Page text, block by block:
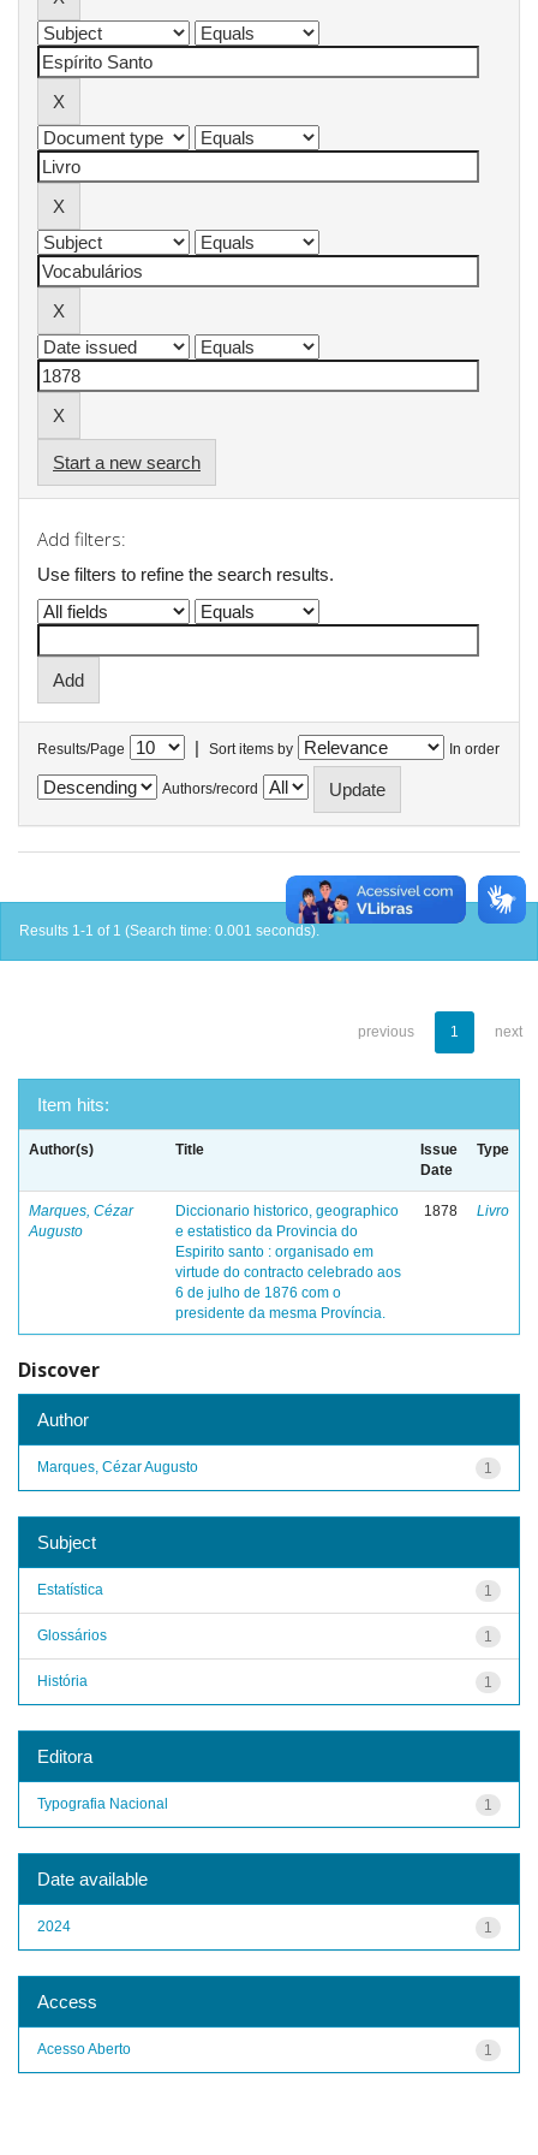
Start a new search
Add filters:
Use filters to refine the search results.
Results/Page | Sort items by In order
Authors/record
Results 1-1 of 1 (Search time: 0.001 seconds).
previous 1 next
Item hits:
Author(s) Title
Issue
Date
Type
Marques, Cézar
Augusto
Diccionario historico, geographico
e estatistico da Provincia do
Espirito santo : organisado em
virtude do contracto celebrado aos
6 de julho de 1876 com o
presidente da mesma Província.
1878 Livro
Discover
Author
1
Marques, Cézar Augusto
Subject
1
Estatística
1
Glossários
1
História
Editora
1
Typografia Nacional
Date available
1
2024
Access
1
Acesso Aberto